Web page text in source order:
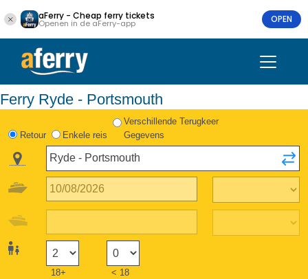
aFerry - Cheap ferry tickets
Openen in de aFerry-app OPEN
Ferry Ryde - Portsmouth
Retour Enkele reis
Verschillende Terugkeer
Gegevens
18+ < 18